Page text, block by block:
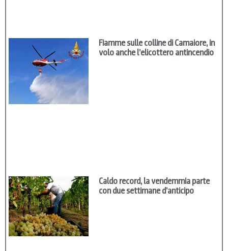
Fiamme sulle colline di Camaiore, in
volo anche l’elicottero antincendio
Caldo record, la vendemmia parte
con due settimane d’anticipo